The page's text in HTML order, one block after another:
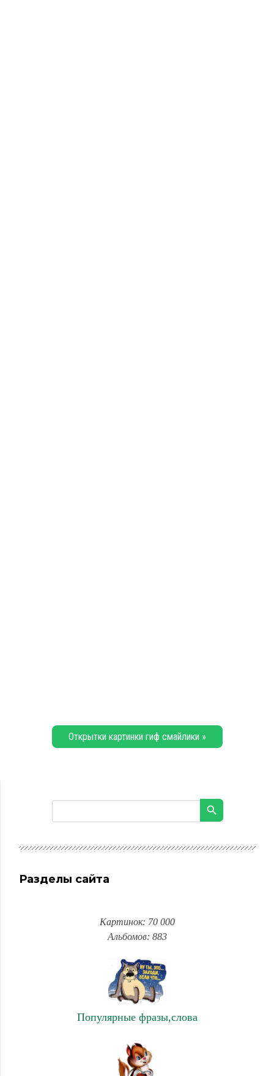
Открытки картинки гиф смайлики »
Разделы сайта
Картинок: 70 000
Альбомов: 883
Популярные фразы,слова